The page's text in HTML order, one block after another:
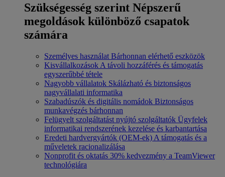
Szükségesség szerint Népszerű
megoldások különböző csapatok
számára
Személyes használat Bárhonnan elérhető eszközök
Kisvállalkozások A távoli hozzáférés és támogatás
egyszerűbbé tétele
Nagyobb vállalatok Skálázható és biztonságos
nagyvállalati informatika
Szabadúszók és digitális nomádok Biztonságos
munkavégzés bárhonnan
Felügyelt szolgáltatást nyújtó szolgáltatók Ügyfelek
informatikai rendszerének kezelése és karbantartása
Eredeti hardvergyártók (OEM-ek) A támogatás és a
műveletek racionalizálása
Nonprofit és oktatás 30% kedvezmény a TeamViewer
technológiára